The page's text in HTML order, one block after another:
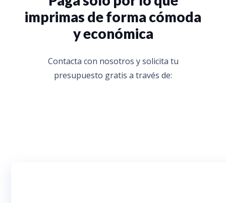
imprimas de forma cómoda
y económica
Contacta con nosotros y solicita tu
presupuesto gratis a través de: